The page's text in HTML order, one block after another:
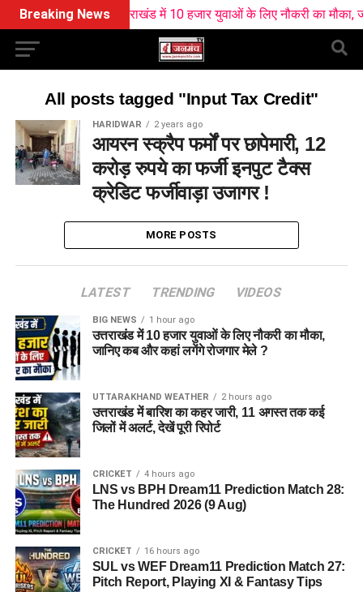
Breaking Newsउत्तराखंड में 10 हजार युवाओं के लिए नौकरी का मौका,
All posts tagged "Input Tax Credit"
HARIDWAR 2 years ago
आयरन स्क्रैप फर्मों पर छापेमारी, 12
करोड़ रुपये का फर्जी इनपुट टैक्स
क्रेडिट फर्जीवाड़ा उजागर !
MORE POSTS
LATEST TRENDING VIDEOS
BIG NEWS 1 hour ago
उत्तराखंड में 10 हजार युवाओं के लिए नौकरी का मौका,
जानिए कब और कहां लगेंगे रोजगार मेले ?
UTTARAKHAND WEATHER 2 hours ago
उत्तराखंड में बारिश का कहर जारी, 11 अगस्त तक कई
जिलों में अलर्ट, देखें पूरी रिपोर्ट
CRICKET 4 hours ago
LNS vs BPH Dream11 Prediction Match 28:
The Hundred 2026 (9 Aug)
CRICKET 16 hours ago
SUL vs WEF Dream11 Prediction Match 27:
Pitch Report, Playing XI & Fantasy Tips